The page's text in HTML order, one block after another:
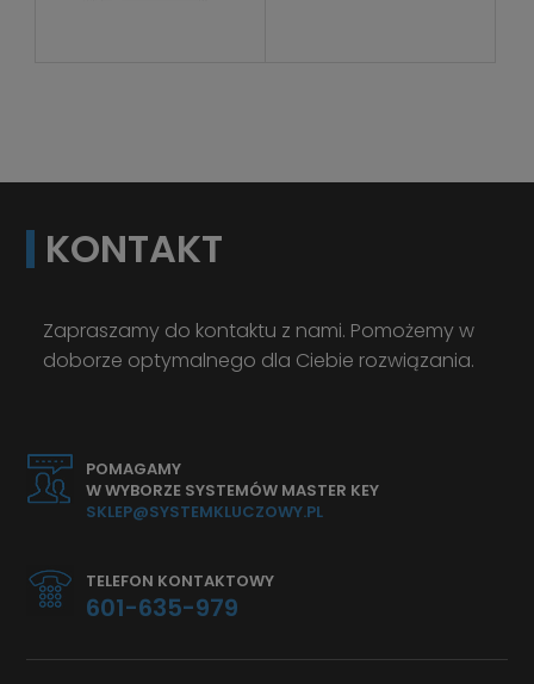
KONTAKT
Zapraszamy do kontaktu z nami. Pomożemy w
doborze optymalnego dla Ciebie rozwiązania.
POMAGAMY
W WYBORZE SYSTEMÓW MASTER KEY
SKLEP@SYSTEMKLUCZOWY.PL
TELEFON KONTAKTOWY
601-635-979